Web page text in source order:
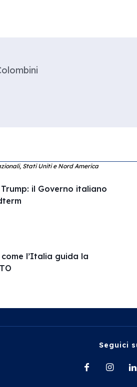
Stati Uniti e Nord America
il Governo italiano
l’Italia guida la
Seguici